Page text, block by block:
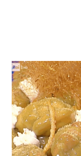
News Spettacolo
Benessere
Casa